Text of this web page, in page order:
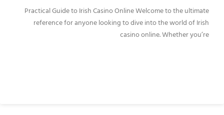
Practical Guide to Irish Casino Online Welcome to the ultimate
reference for anyone looking to dive into the world of Irish
casino online. Whether you’re